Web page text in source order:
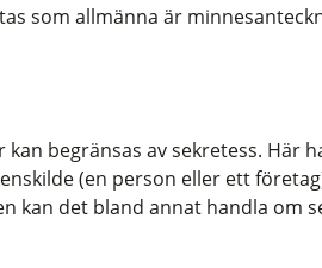
som allmänna är
begränsas av sekretess. Här
(en person eller ett
kan det bland annat handla om